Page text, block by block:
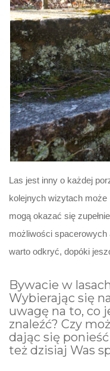
Las jest inny o każdej
kolejnych wizytach
mogą okazać się
możliwości
warto odkryć, dopóki
Bywacie w
Wybierając się
uwagę na to, co
znaleźć? Czy
dając się
też dzisiaj Was